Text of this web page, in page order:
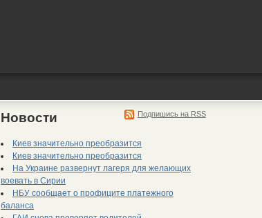
Подпишись на RSS
Новости
Киев значительно преобразится
Киев значительно преобразится
На Украине развернут лагеря для желающих
воевать в Сирии
НБУ сообщает о профиците платежного
баланса